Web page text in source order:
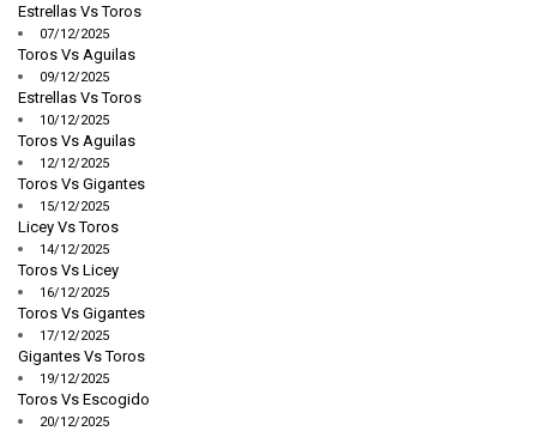
Estrellas Vs Toros
07/12/2025
Toros Vs Aguilas
09/12/2025
Estrellas Vs Toros
10/12/2025
Toros Vs Aguilas
12/12/2025
Toros Vs Gigantes
15/12/2025
Licey Vs Toros
14/12/2025
Toros Vs Licey
16/12/2025
Toros Vs Gigantes
17/12/2025
Gigantes Vs Toros
19/12/2025
Toros Vs Escogido
20/12/2025